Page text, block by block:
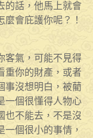
的話，他馬上就會
會庇護你呢？！
客氣，可能不見得
重你的財產，或者
事沒想明白，被藺
一個很懂得人物心
也不能去，不是沒
個很小的事情，